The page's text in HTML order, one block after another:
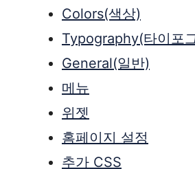
Colors(색상)
Typography(타이포
General(일반)
메뉴
위젯
홈페이지 설정
추가 CSS